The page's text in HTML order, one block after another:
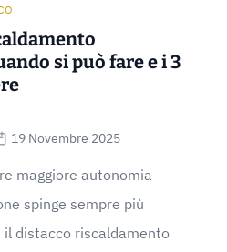
si può fare e i 3
19 Novembre 2025
maggiore autonomia
spinge sempre più
distacco riscaldamento